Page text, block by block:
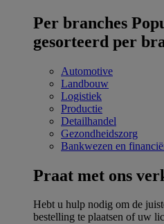
Per branches
gesorteerd per
Automotive
Landbouw
Logistiek
Productie
Detailhandel
Gezondheidszorg
Bankwezen en
Praat met ons
Hebt u hulp nodig om de
bestelling te plaatsen of uw